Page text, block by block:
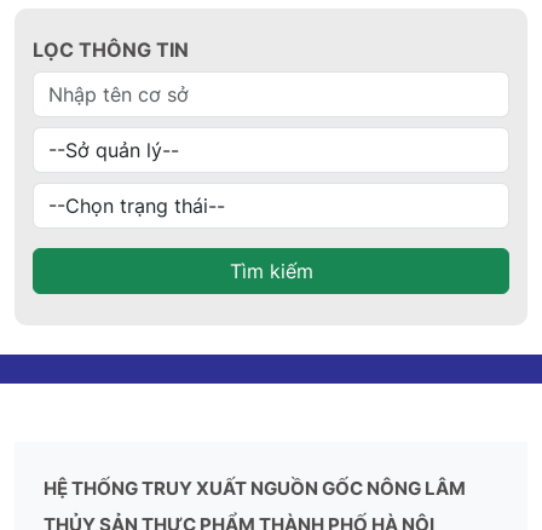
LỌC THÔNG TIN
Tìm kiếm
HỆ THỐNG TRUY XUẤT NGUỒN GỐC NÔNG LÂM
THỦY SẢN THỰC PHẨM THÀNH PHỐ HÀ NỘI